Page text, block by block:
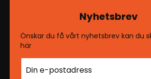
Nyhetsbrev
Önskar du få vårt nyhetsbrev kan du
här